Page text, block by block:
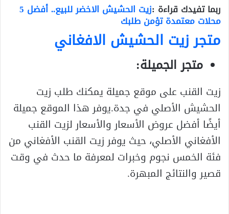
ربما تفيدك قراءة : زيت الحشيش الاخضر للبيع.. أفضل 5
محلات معتمدة تؤمن طلبك
متجر زيت الحشيش الافغاني
متجر الجميلة:
زيت القنب على موقع جميلة يمكنك طلب زيت
الحشيش الأصلي في جدة.يوفر هذا الموقع جميلة
أيضًا أفضل عروض الأسعار والأسعار لزيت القنب
الأفغاني الأصلي، حيث يوفر زيت القنب الأفغاني من
فئة الخمس نجوم وخبرات لمعرفة ما حدث في وقت
قصير والنتائج المبهرة.